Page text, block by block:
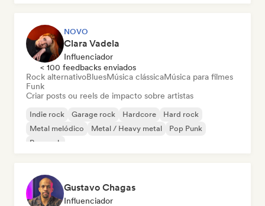
NOVO
Clara Vadela
Influenciador
< 100 feedbacks enviados
Rock alternativoBluesMúsica clássicaMúsica para filmes
Funk
Criar posts ou reels de impacto sobre artistas
Indie rock Garage rock Hardcore
Hard rock
Metal melódico
Metal / Heavy metal
Pop Punk
Pop rock
Gustavo Chagas
Influenciador